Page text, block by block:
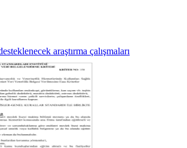
araştırma çalışmaları